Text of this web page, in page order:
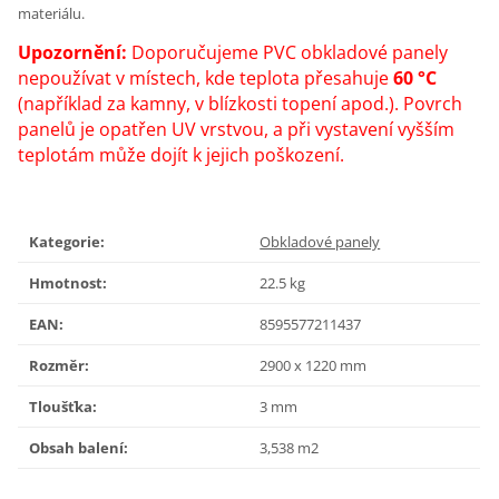
materiálu.
Upozornění: Doporučujeme PVC obkladové panely
nepoužívat v místech, kde teplota přesahuje60 °C
(například za kamny, v blízkosti topení apod.). Povrch
panelů je opatřen UV vrstvou, a při vystavení vyšším
teplotám může dojít k jejich poškození.
Kategorie: Obkladové panely
Hmotnost: 22.5 kg
EAN: 8595577211437
Rozměr: 2900 x 1220 mm
Tloušťka: 3 mm
Obsah balení: 3,538 m2